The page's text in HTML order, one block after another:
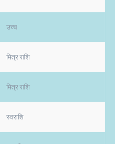
उच्च
मित्र राशि
मित्र राशि
स्वराशि